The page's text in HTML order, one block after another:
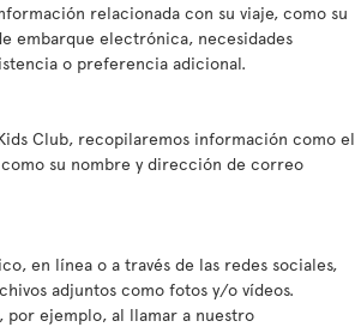
relacionada con su viaje, como su
embarque electrónica, necesidades
o preferencia adicional.
Club, recopilaremos información como el
su nombre y dirección de correo
en línea o a través de las redes sociales,
adjuntos como fotos y/o vídeos.
ejemplo, al llamar a nuestro